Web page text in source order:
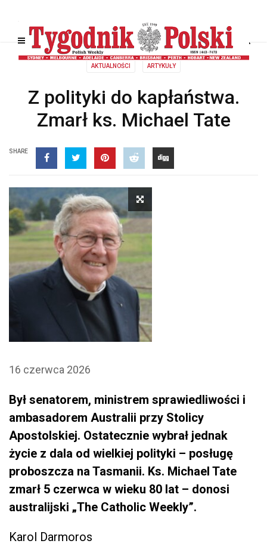
AKTUALNOŚCI ARTYKUŁY
Z polityki do kapłaństwa.
Zmarł ks. Michael Tate
SHARE
16 czerwca 2026
Był senatorem, ministrem sprawiedliwości i
ambasadorem Australii przy Stolicy
Apostolskiej. Ostatecznie wybrał jednak
życie z dala od wielkiej polityki – posługę
proboszcza na Tasmanii. Ks. Michael Tate
zmarł 5 czerwca w wieku 80 lat – donosi
australijski „The Catholic Weekly”.
Karol Darmoros